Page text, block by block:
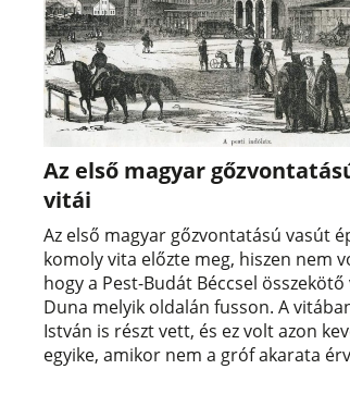
Az első magyar
vitái
Az első magyar gőzvontatású vasút
komoly vita előzte meg, hiszen nem
hogy a Pest-Budát Béccsel összekötő
Duna melyik oldalán fusson. A
István is részt vett, és ez volt azon
egyike, amikor nem a gróf akarata